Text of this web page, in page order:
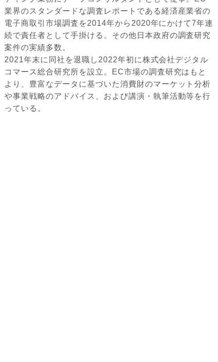
業界のスタンダードな調査レポートである経済産業省の
電子商取引市場調査を2014年から2020年にかけて7年連
続で責任者として手掛ける。その他日本政府の調査研究
案件の実績多数。
2021年末に同社を退職し2022年初に株式会社デジタル
コマース総合研究所を設立。EC市場の調査研究はもと
より、豊富なデータに基づいた消費財のマーケット分析
や事業戦略のアドバイス、および講演・執筆活動等を行
っている。